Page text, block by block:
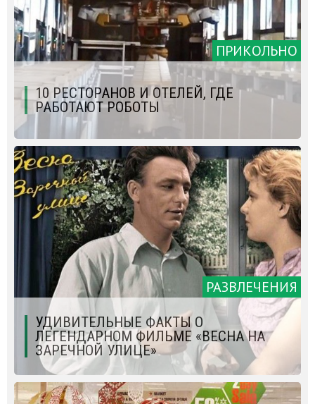
ПРИКОЛЬНО
10 РЕСТОРАНОВ И ОТЕЛЕЙ, ГДЕ
РАБОТАЮТ РОБОТЫ
РАЗВЛЕЧЕНИЯ
УДИВИТЕЛЬНЫЕ ФАКТЫ О
ЛЕГЕНДАРНОМ ФИЛЬМЕ «ВЕСНА НА
ЗАРЕЧНОЙ УЛИЦЕ»